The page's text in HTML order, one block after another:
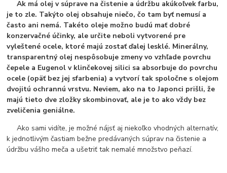
Ak má olej v súprave na čistenie a údržbu akúkoľvek farbu,
je to zle. Takýto olej obsahuje niečo, čo tam byť nemusí a
často ani nemá. Takéto oleje možno budú mať dobré
konzervačné účinky, ale určite neboli vytvorené pre
vyleštené ocele, ktoré majú zostať ďalej lesklé. Minerálny,
transparentný olej nespôsobuje zmeny vo vzhľade povrchu
čepele a Eugenol v klinčekovej silici sa absorbuje do povrchu
ocele (opäť bez jej sfarbenia) a vytvorí tak spoločne s olejom
dvojitú ochrannú vrstvu. Neviem, ako na to Japonci prišli, že
majú tieto dve zložky skombinovať, ale je to ako vždy bez
zveličenia geniálne.
Ako sami vidíte, je možné nájsť aj niekoľko vhodných alternatív,
k jednotlivým častiam bežne predávaných súprav na čistenie a
údržbu vášho meča a ušetriť tak nemalé množstvo peňazí.